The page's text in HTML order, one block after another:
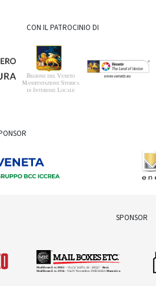
CON IL PATROCINIO DI
SPONSOR